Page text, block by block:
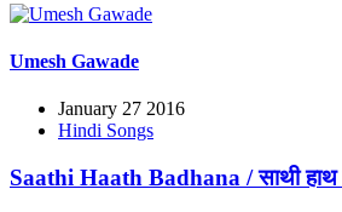
Umesh Gawade
January 27 2016
Hindi Songs
Saathi Haath Badhana / साथी हाथ